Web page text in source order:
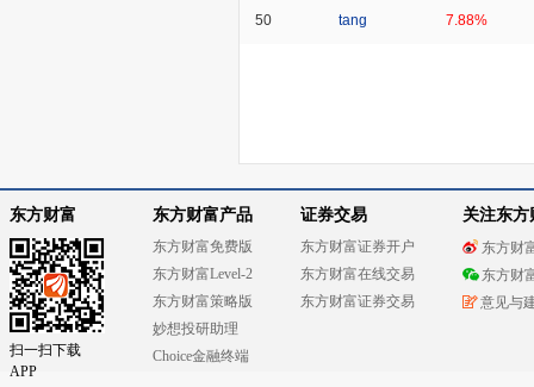
50 tang 7.88%